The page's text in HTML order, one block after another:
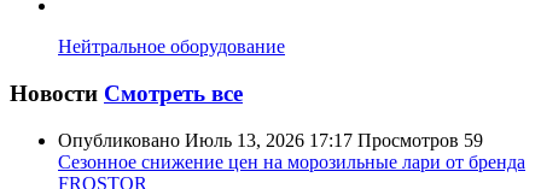
Нейтральное оборудование
Новости Смотреть все
Опубликовано Июль 13, 2026 17:17 Просмотров 59
Сезонное снижение цен на морозильные лари от бренда
FROSTOR